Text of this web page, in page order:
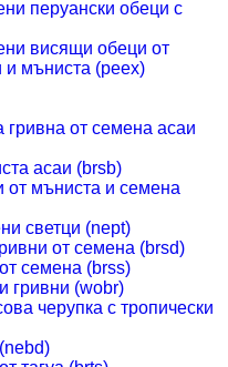
перуански обеци с
висящи обеци от
и мъниста (peex)
гривна от семена асаи
асаи (brsb)
от мъниста и семена
светци (nept)
от семена (brsd)
семена (brss)
гривни (wobr)
черупка с тропически